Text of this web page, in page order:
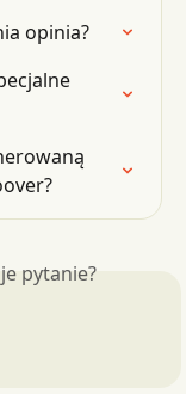
opinia?
pytanie?